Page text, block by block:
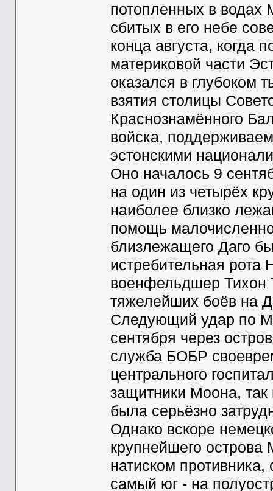
потопленных в водах
сбитых в его небе
конца августа, когда
материковой части
оказался в глубоком
взятия столицы
Краснознамённого
войска,
эстонскими
Оно началось 9
на один из четырёх
наиболее близко
помощь
близлежащего Даго
истребительная рота
военфельдшер Тихон
тяжелейших боёв на
Следующий удар по
сентября через
служба БОБР
центрального
защитники Моона, так
была серьёзно
Однако вскоре
крупнейшего острова
натиском противника,
самый юг - на